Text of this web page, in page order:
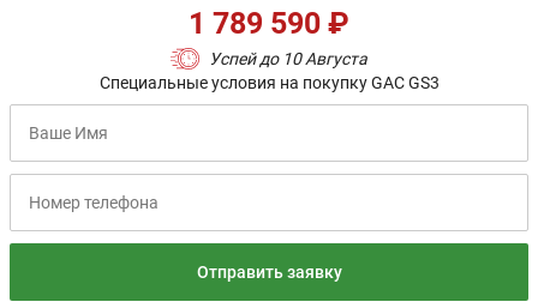
Успей до 10 Августа
1 789 590 ₽
Специальные условия на покупку GAC GS3
Отправить заявку